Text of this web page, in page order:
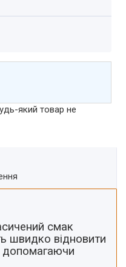
який товар не
смак
швидко відновити
допомагаючи